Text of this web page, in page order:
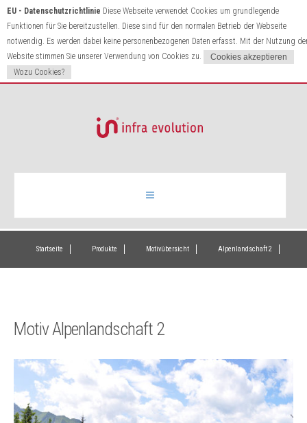
EU - Datenschutzrichtlinie Diese Webseite verwendet Cookies um grundlegende
Funktionen für Sie bereitzustellen. Diese sind für den normalen Betrieb der Webseite
notwendig. Es werden dabei keine personenbezogenen Daten erfasst. Mit der Nutzung
Website stimmen Sie unserer Verwendung von Cookies zu.
Wozu Cookies?
Infrarotheizung
Kontakt
Startseite Produkte Motivübersicht Alpenlandschaft 2
Motiv Alpenlandschaft 2